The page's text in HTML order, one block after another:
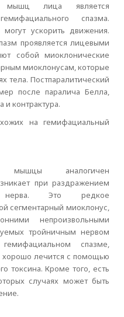
мышц лица является
спазма.
могут ускорить движения.
проявляется лицевыми
собой миоклонические
миоклонусам, которые
тела. Постпаралитический
после паралича Белла,
и контрактура.
на гемифациальный
мышцы аналогичен
при раздражением
нерва. Это редкое
сегментарный миоклонус,
непроизвольными
тройничным нервом
спазме,
лечится с помощью
токсина. Кроме того, есть
случаях может быть